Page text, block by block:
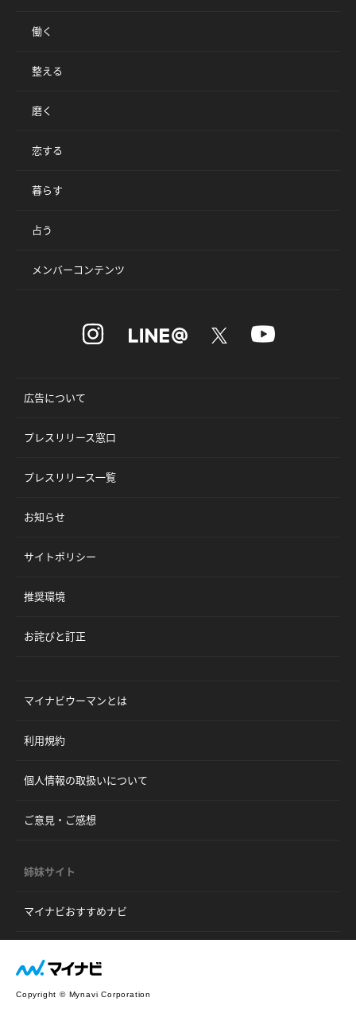
働く
整える
磨く
恋する
暮らす
占う
メンバーコンテンツ
広告について
プレスリリース窓口
プレスリリース一覧
お知らせ
サイトポリシー
推奨環境
お詫びと訂正
マイナビウーマンとは
利用規約
個人情報の取扱いについて
ご意見・ご感想
姉妹サイト
マイナビおすすめナビ
Copyright © Mynavi Corporation